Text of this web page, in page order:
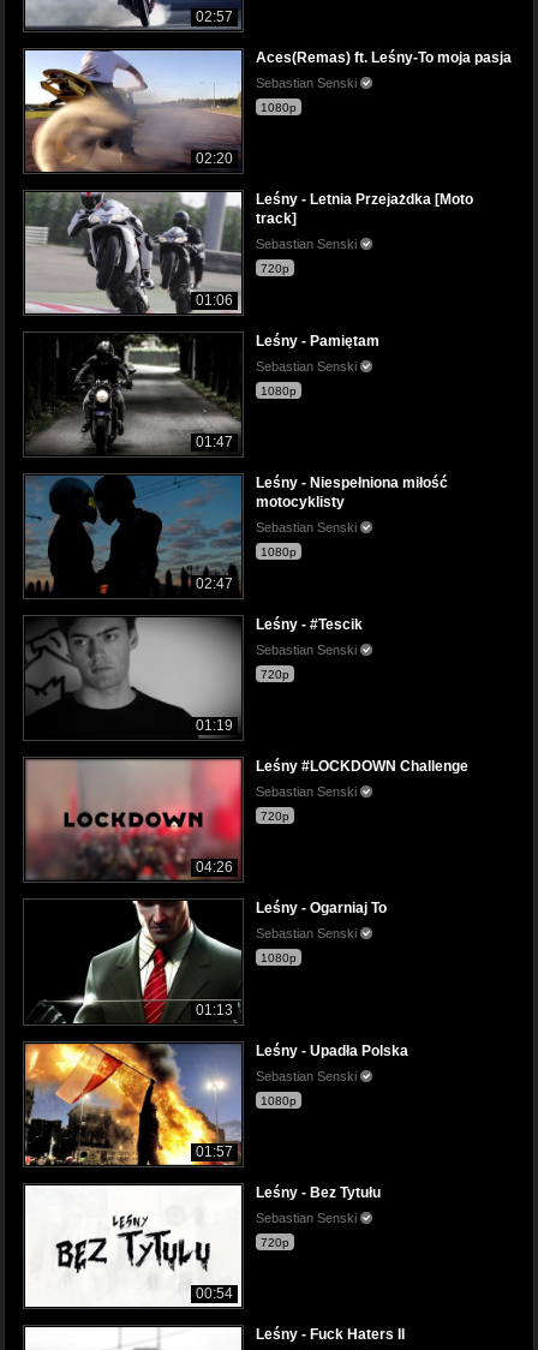
02:57
02:20
Aces(Remas) ft. Leśny-To moja pasja
Sebastian Senski
1080p
01:06
Leśny - Letnia Przejażdka [Moto
track]
Sebastian Senski
720p
01:47
Leśny - Pamiętam
Sebastian Senski
1080p
02:47
Leśny - Niespełniona miłość
motocyklisty
Sebastian Senski
1080p
01:19
Leśny - #Tescik
Sebastian Senski
720p
04:26
Leśny #LOCKDOWN Challenge
Sebastian Senski
720p
01:13
Leśny - Ogarniaj To
Sebastian Senski
1080p
01:57
Leśny - Upadła Polska
Sebastian Senski
1080p
00:54
Leśny - Bez Tytułu
Sebastian Senski
720p
Leśny - Fuck Haters II